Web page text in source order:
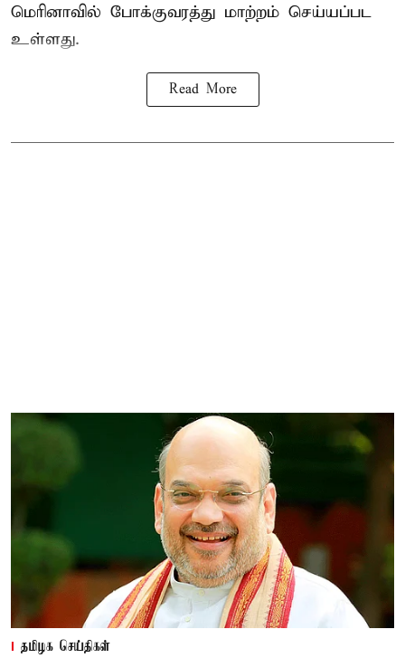
மெரினாவில் போக்குவரத்து மாற்றம் செய்யப்பட
உள்ளது.
Read More
தமிழக செய்திகள்